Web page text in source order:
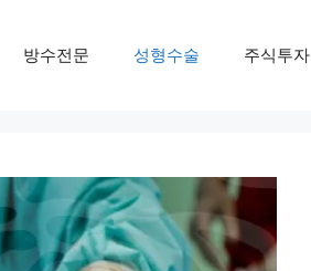
방수전문 성형수술 주식투자